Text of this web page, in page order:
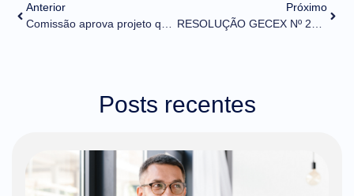
Anterior
Comissão aprova projeto que aumenta valor de carga sujeita a regime aduaneiro simplificado
Próximo
RESOLUÇÃO GECEX Nº 250, DE 24 DE SETEMBRO DE 2021 (DOU DE 28/09/2021)
Posts recentes